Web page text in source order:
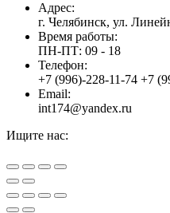
Адрес:
г. Челябинск, ул.
Время работы:
ПН-ПТ: 09 - 18
Телефон:
+7 (996)-228-11-74 +7
Email:
int174@yandex.ru
Ищите нас:
Страница
YouTube
открывается
в
Страница
Viber
открывается
в
Страница
WhatsApp
открывается
в
Вверх